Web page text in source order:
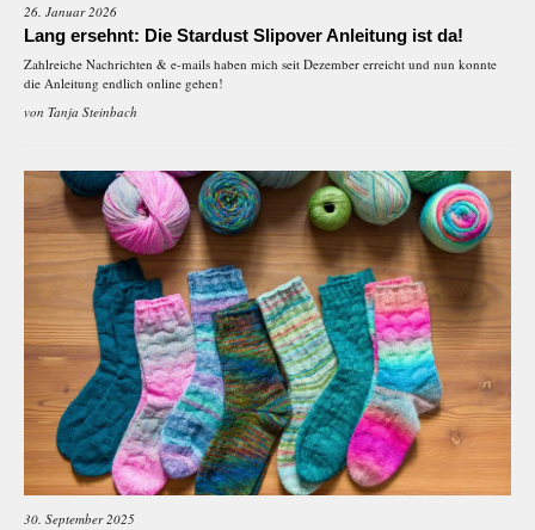
26. Januar 2026
Lang ersehnt: Die Stardust Slipover Anleitung ist da!
Zahlreiche Nachrichten & e-mails haben mich seit Dezember erreicht und nun konnte
die Anleitung endlich online gehen!
von Tanja Steinbach
30. September 2025